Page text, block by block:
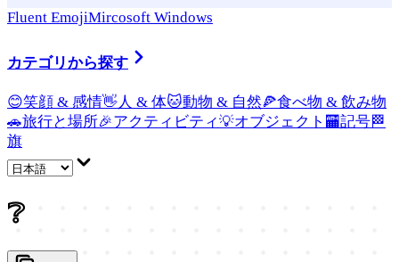
Fluent EmojiMircosoft Windows
カテゴリから探す
😊笑顔 & 感情👋 人 & 体🐱動物 & 自然🍕食べ物 & 飲み物
🚗旅行と場所🎉アクティビティ💡オブジェクト 🏧記号🏁
旗
❔